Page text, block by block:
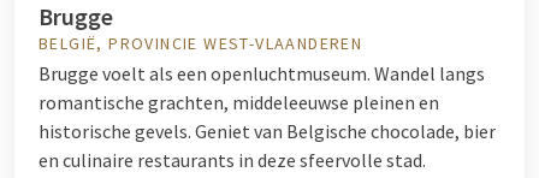
Brugge
BELGIË, PROVINCIE WEST-VLAANDEREN
Brugge voelt als een openluchtmuseum. Wandel langs
romantische grachten, middeleeuwse pleinen en
historische gevels. Geniet van Belgische chocolade, bier
en culinaire restaurants in deze sfeervolle stad.